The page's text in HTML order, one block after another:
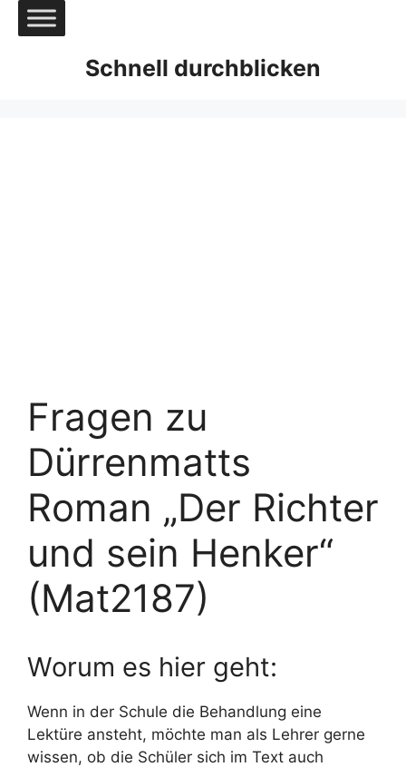
Zum
Inhalt
Schnell durchblicken
Fragen zu
Dürrenmatts
Roman „Der Richter
und sein Henker“
(Mat2187)
Worum es hier geht:
Wenn in der Schule die Behandlung eine
Lektüre ansteht, möchte man als Lehrer gerne
wissen, ob die Schüler sich im Text auch